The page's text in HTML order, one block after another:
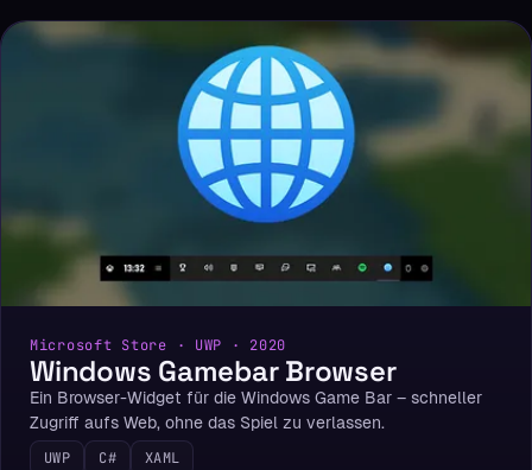
Microsoft Store · UWP · 2020
Windows Gamebar Browser
Ein Browser-Widget für die Windows Game Bar – schneller
Zugriff aufs Web, ohne das Spiel zu verlassen.
UWP
C# XAML